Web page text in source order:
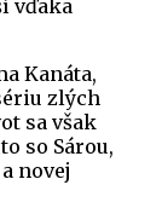
vďaka
Kanáta,
zlých
sa však
so Sárou,
novej